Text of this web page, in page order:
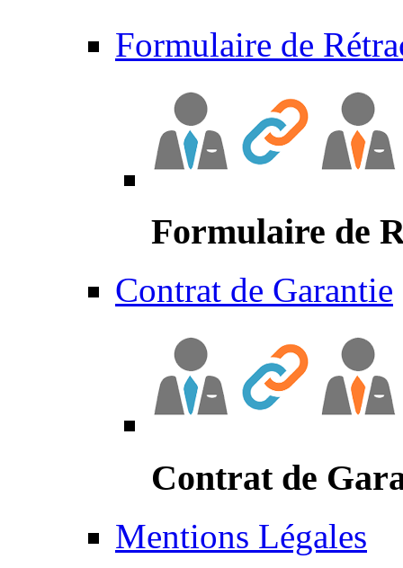
Formulaire de
Formulaire de
Contrat de Garantie
Contrat de
Mentions Légales